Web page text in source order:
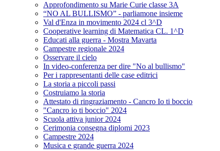
Approfondimento su Marie Curie classe 3A
“NO AL BULLISMO” - parliamone insieme
Val d'Enza in movimento 2024 cl 3^D
Cooperative learning di Matematica CL. 1^D
Educati alla guerra - Mostra Mavarta
Campestre regionale 2024
Osservare il cielo
In video-conferenza per dire "No al bullismo"
Per i rappresentanti delle case editrici
La storia a piccoli passi
Costruiamo la storia
Attestato di ringraziamento - Cancro Io ti boccio
"Cancro io ti boccio" 2024
Scuola attiva junior 2024
Cerimonia consegna diplomi 2023
Campestre 2024
Musica e grande guerra 2024